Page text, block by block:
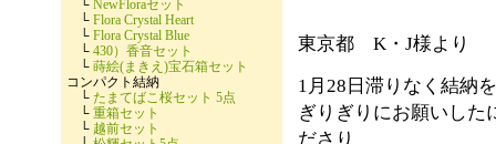
東京都 K・J様より
1月28日滞りなく結納
ぎりぎりにお願いした
ださり
└ NewFloraセット
└ Flora Crystal Heart
└ Flora Crystal Blue
└ 430）香音セット
└ 蒔絵(まきえ)宝石箱セット
コンパクト結納
└ たまてばこ桜セット 5点
└ 重箱セット
└ 越前セット